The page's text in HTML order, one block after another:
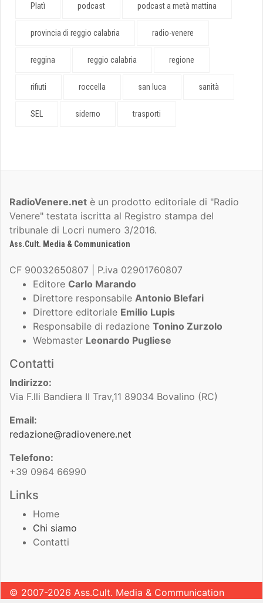
Platì podcast podcast a metà mattina
provincia di reggio calabria radio-venere
reggina reggio calabria regione
rifiuti roccella san luca sanità
SEL siderno trasporti
RadioVenere.net è un prodotto editoriale di "Radio
Venere" testata iscritta al Registro stampa del
tribunale di Locri numero 3/2016.
Ass.Cult. Media & Communication
CF 90032650807 | P.iva 02901760807
Editore Carlo Marando
Direttore responsabile Antonio Blefari
Direttore editoriale Emilio Lupis
Responsabile di redazione Tonino Zurzolo
Webmaster Leonardo Pugliese
Contatti
Indirizzo:
Via F.lli Bandiera II Trav,11 89034 Bovalino (RC)
Email:
redazione@radiovenere.net
Telefono:
+39 0964 66990
Links
Home
Chi siamo
Contatti
© 2007-2026 Ass.Cult. Media & Communication